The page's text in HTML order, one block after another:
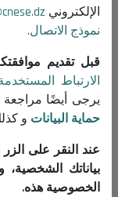
إعلانات
إشعارات
شروط
سياسة حماية
سياسة ملفات
تواصل
(+213) 021 98 01 00|01|02
الإلكتروني
نموذج الاتصال.
قبل تقديم
الارتباط
يرجى أيضًا مراجعة
حماية البيانات و
عند النقر على الزر
بياناتك
الخصوصية هذه.